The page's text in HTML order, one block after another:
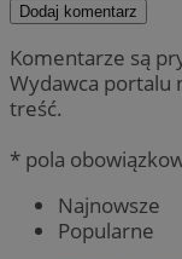
Dodaj komentarz
Komentarze są
Wydawca portalu
treść.
* pola
Najnowsze
Popularne